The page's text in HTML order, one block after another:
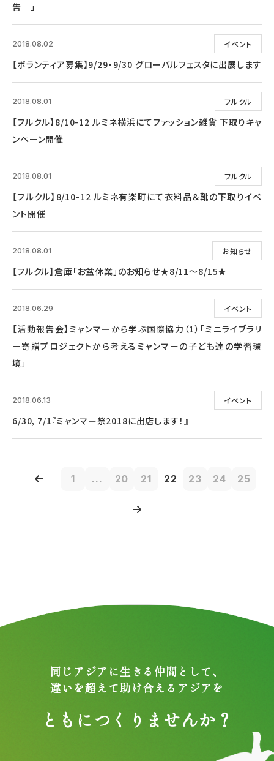
告―」
イベント
2018.08.02
【ボランティア募集】9/29・9/30 グローバルフェスタに出展します
フルクル
2018.08.01
【フルクル】8/10-12 ルミネ横浜にてファッション雑貨 下取りキャ
ンペーン開催
フルクル
2018.08.01
【フルクル】8/10-12 ルミネ有楽町にて衣料品＆靴の下取りイベ
ント開催
お知らせ
2018.08.01
【フルクル】倉庫「お盆休業」のお知らせ★8/11～8/15★
イベント
2018.06.29
【活動報告会】ミャンマーから学ぶ国際協力（1）「ミニライブラリ
ー寄贈プロジェクトから考えるミャンマーの子ども達の学習環
境」
イベント
2018.06.13
6/30, 7/1『ミャンマー祭2018に出店します！』
1 ... 20 21 22 23 24 25
同じアジアに生きる仲間として、
違いを超えて助け合えるアジアを
ともにつくりませんか？